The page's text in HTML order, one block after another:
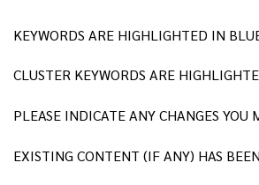
KEYWORDS ARE HIGHLIGHTED IN
CLUSTER KEYWORDS ARE
PLEASE INDICATE ANY CHANGES YOU
EXISTING CONTENT (IF ANY) HAS